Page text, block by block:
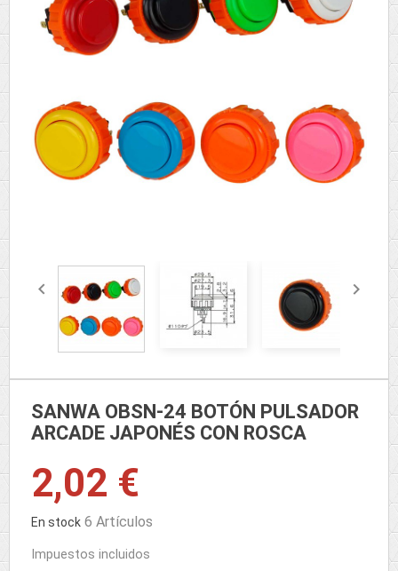
 
SANWA OBSN-24 BOTÓN PULSADOR
ARCADE JAPONÉS CON ROSCA
2,02 €
En stock 6 Artículos
Impuestos incluidos